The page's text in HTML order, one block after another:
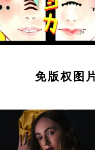
免版权图